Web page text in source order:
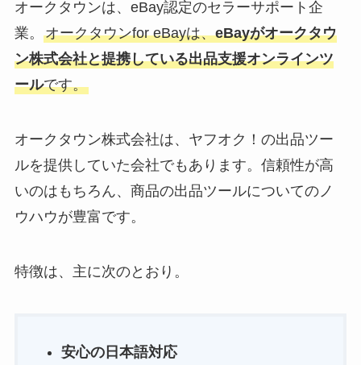
オークタウンは、eBay認定のセラーサポート企
業。 オークタウンfor eBayは、eBayがオークタウ
ン株式会社と提携している出品支援オンラインツ
ールです。
オークタウン株式会社は、ヤフオク！の出品ツー
ルを提供していた会社でもあります。信頼性が高
いのはもちろん、商品の出品ツールについてのノ
ウハウが豊富です。
特徴は、主に次のとおり。
安心の日本語対応